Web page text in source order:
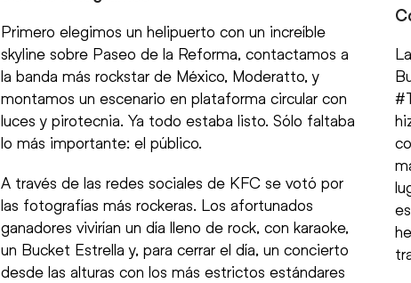
Primero elegimos un helipuerto con un increíble
skyline sobre Paseo de la Reforma, contactamos a
la banda más rockstar de México, Moderatto, y
montamos un escenario en plataforma circular con
luces y pirotecnia. Ya todo estaba listo. Sólo faltaba
lo más importante: el público.
A través de las redes sociales de KFC se votó por
las fotografías más rockeras. Los afortunados
ganadores vivirían un día lleno de rock, con karaoke,
un Bucket Estrella y, para cerrar el día, un concierto
desde las alturas con los más estrictos estándares